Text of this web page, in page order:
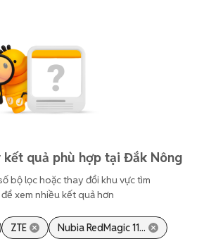
kết quả phù hợp tại Đắk Nông
bộ lọc hoặc thay đổi khu vực tìm
xem nhiều kết quả hơn
ZTE Nubia RedMagic 11...